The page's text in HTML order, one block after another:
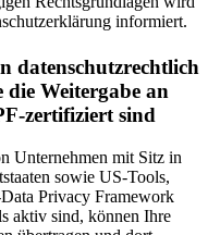
informiert.
datenschutzrechtlich
die Weitergabe an
zertifiziert sind
Unternehmen mit Sitz in
sowie US-Tools,
Privacy Framework
aktiv sind, können Ihre